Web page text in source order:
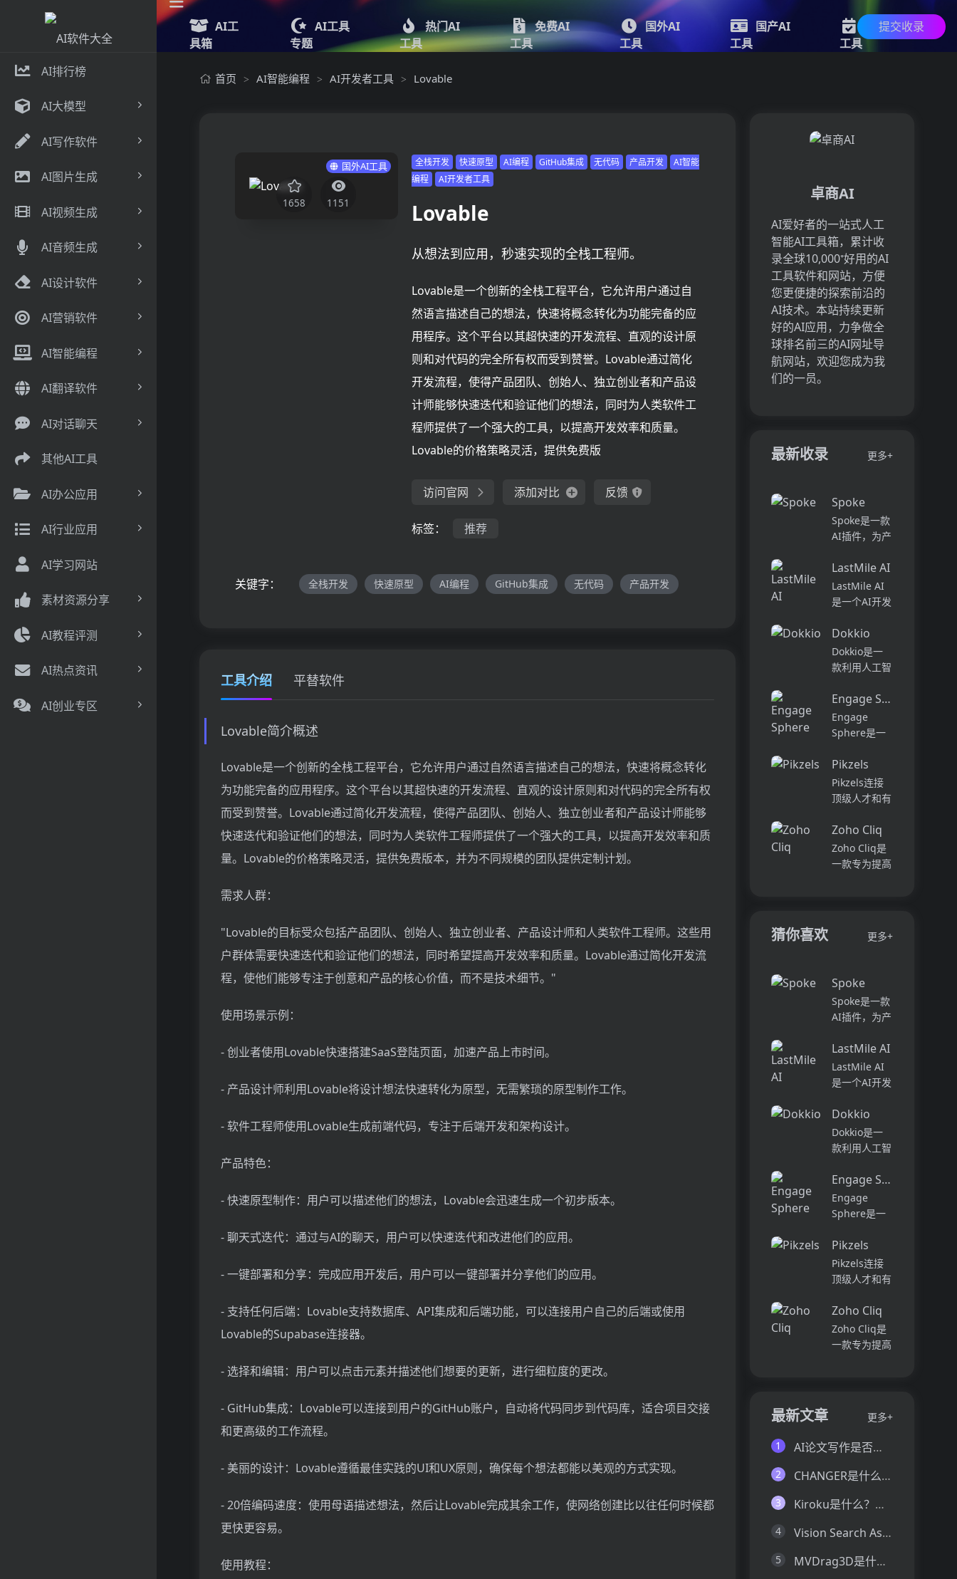
AI排行榜
AI大模型
AI写作软件
AI图片生成
AI视频生成
AI音频生成
AI设计软件
AI营销软件
AI智能编程
AI翻译软件
AI对话聊天
其他AI工具
AI办公应用
AI行业应用
AI学习网站
素材资源分享
AI教程评测
AI热点资讯
AI创业专区
AI工
具箱
AI工具
专题
热门AI
工具
免费AI
工具
国外AI
工具
国产AI
工具
新的AI
工具
提交收录
首页 > AI智能编程 > AI开发者工具 > Lovable
国外AI工具
1658 1151
全栈开发 快速原型 AI编程 GitHub集成 无代码 产品开发
AI智能
编程
AI开发者工具
Lovable
从想法到应用，秒速实现的全栈工程师。
Lovable是一个创新的全栈工程平台，它允许用户通过自
然语言描述自己的想法，快速将概念转化为功能完备的应
用程序。这个平台以其超快速的开发流程、直观的设计原
则和对代码的完全所有权而受到赞誉。Lovable通过简化
开发流程，使得产品团队、创始人、独立创业者和产品设
计师能够快速迭代和验证他们的想法，同时为人类软件工
程师提供了一个强大的工具，以提高开发效率和质量。
Lovable的价格策略灵活，提供免费版
访问官网 添加对比 反馈
标签： 推荐
关键字： 全栈开发 快速原型 AI编程 GitHub集成 无代码 产品开发
工具介绍 平替软件
Lovable简介概述
Lovable是一个创新的全栈工程平台，它允许用户通过自然语言描述自己的想法，快速将概念转化
为功能完备的应用程序。这个平台以其超快速的开发流程、直观的设计原则和对代码的完全所有权
而受到赞誉。Lovable通过简化开发流程，使得产品团队、创始人、独立创业者和产品设计师能够
快速迭代和验证他们的想法，同时为人类软件工程师提供了一个强大的工具，以提高开发效率和质
量。Lovable的价格策略灵活，提供免费版本，并为不同规模的团队提供定制计划。
需求人群：
"Lovable的目标受众包括产品团队、创始人、独立创业者、产品设计师和人类软件工程师。这些用
户群体需要快速迭代和验证他们的想法，同时希望提高开发效率和质量。Lovable通过简化开发流
程，使他们能够专注于创意和产品的核心价值，而不是技术细节。"
使用场景示例：
- 创业者使用Lovable快速搭建SaaS登陆页面，加速产品上市时间。
- 产品设计师利用Lovable将设计想法快速转化为原型，无需繁琐的原型制作工作。
- 软件工程师使用Lovable生成前端代码，专注于后端开发和架构设计。
产品特色：
- 快速原型制作：用户可以描述他们的想法，Lovable会迅速生成一个初步版本。
- 聊天式迭代：通过与AI的聊天，用户可以快速迭代和改进他们的应用。
- 一键部署和分享：完成应用开发后，用户可以一键部署并分享他们的应用。
- 支持任何后端：Lovable支持数据库、API集成和后端功能，可以连接用户自己的后端或使用
Lovable的Supabase连接器。
- 选择和编辑：用户可以点击元素并描述他们想要的更新，进行细粒度的更改。
- GitHub集成：Lovable可以连接到用户的GitHub账户，自动将代码同步到代码库，适合项目交接
和更高级的工作流程。
- 美丽的设计：Lovable遵循最佳实践的UI和UX原则，确保每个想法都能以美观的方式实现。
- 20倍编码速度：使用母语描述想法，然后让Lovable完成其余工作，使网络创建比以往任何时候都
更快更容易。
使用教程：
卓商AI
AI爱好者的一站式人工
智能AI工具箱，累计收
录全球10,000⁺好用的AI
工具软件和网站，方便
您更便捷的探索前沿的
AI技术。本站持续更新
好的AI应用，力争做全
球排名前三的AI网址导
航网站，欢迎您成为我
们的一员。
最新收录 更多+
Spoke
Spoke是一款
AI插件，为产
大的、注重隐
私的AI功能，
能够在几秒钟
上下文信息。
它可以帮助全
球快速增长的
团队节省时
间，创造上
下...
LastMile AI
LastMile AI
是一个AI开发
程师而设计，
可以用于原型
开发和生成式
产。它提供了
一站式的多模
态AI模型访
问，包括语言
模型（...
Dokkio
Dokkio是一
款利用人工智
文件协作的工
具。它能帮助
用户管理多个
档和文件、整
理研究材料、
组织内容库，
并将所有文件
和内容集中在
Engage Sphere AI
Engage
Sphere是一
工参与度分析
平台。它可以
深入分析公司
队和岗位的参
与度,帮助管
理者明确团队
互动症结所
Pikzels
Pikzels连接
顶级人才和有
我们促进协
作，释放创意
卓越。加入我
量，释放你的
Zoho Cliq
Zoho Cliq是
一款专为提高
团队成员、对
方,实现无缝
连接。主要功
能包括:组
猜你喜欢 更多+
Spoke
Spoke是一款
AI插件，为产
大的、注重隐
私的AI功能，
能够在几秒钟
上下文信息。
它可以帮助全
球快速增长的
团队节省时
间，创造上
下...
LastMile AI
LastMile AI
是一个AI开发
程师而设计，
可以用于原型
开发和生成式
产。它提供了
一站式的多模
态AI模型访
问，包括语言
模型（...
Dokkio
Dokkio是一
款利用人工智
文件协作的工
具。它能帮助
用户管理多个
档和文件、整
理研究材料、
组织内容库，
并将所有文件
和内容集中在
Engage Sphere AI
Engage
Sphere是一
工参与度分析
平台。它可以
深入分析公司
队和岗位的参
与度,帮助管
理者明确团队
互动症结所
Pikzels
Pikzels连接
顶级人才和有
我们促进协
作，释放创意
卓越。加入我
量，释放你的
Pi...
Zoho Cliq
Zoho Cliq是
一款专为提高
团队成员、对
话和工作流集
中在一个地
方,实现无缝
连接。主要功
能包括:组
最新文章 更多+
1 AI论文写作是否靠谱？这6款论文AI写作神器真的可以让你效率翻倍
2 CHANGER是什么？一文让你看懂CHANGER的技术原理、主要功能、应用场景
3 Kiroku是什么？一文让你看懂Kiroku的技术原理、主要功能、应用场景
4 Vision Search Assistant是什么？一文让你看懂Vision Search Assistant的技术原理、主要功能、应用场景
5 MVDrag3D是什么？一文让你看懂MVDrag3D的技术原理、主要功能、应用场景